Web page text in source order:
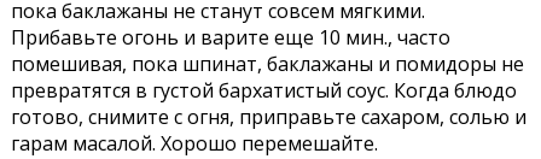
пока баклажаны не станут совсем мягкими.
Прибавьте огонь и варите еще 10 мин., часто
помешивая, пока шпинат, баклажаны и помидоры не
превратятся в густой бархатистый соус. Когда блюдо
готово, снимите с огня, приправьте сахаром, солью и
гарам масалой. Хорошо перемешайте.